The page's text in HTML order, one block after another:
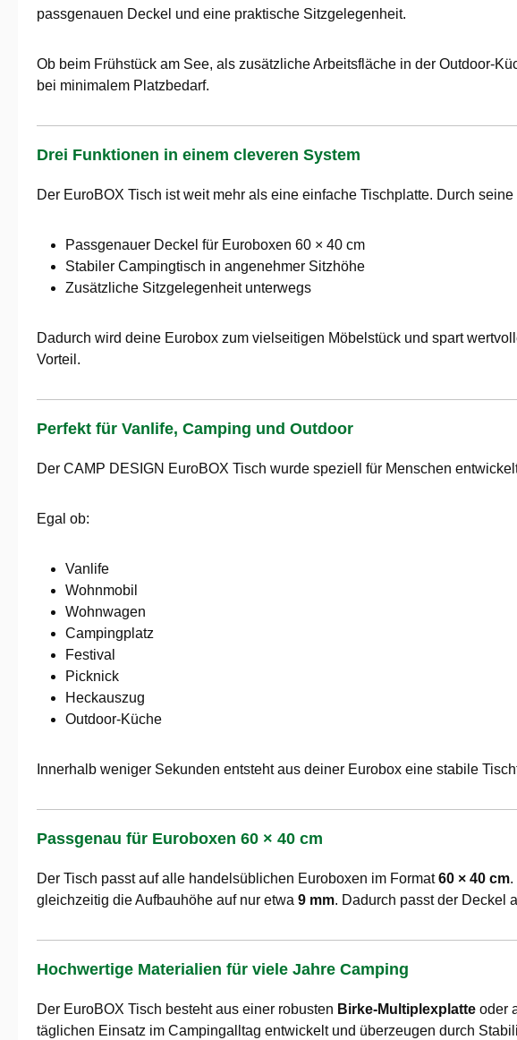
passgenauen Deckel und eine praktische Sitzgelegenheit.
Ob beim Frühstück am See, als zusätzliche Arbeitsfläche in der Outdoor-
bei minimalem Platzbedarf.
Drei Funktionen in einem cleveren System
Der EuroBOX Tisch ist weit mehr als eine einfache Tischplatte. Durch
Passgenauer Deckel für Euroboxen 60 × 40 cm
Stabiler Campingtisch in angenehmer Sitzhöhe
Zusätzliche Sitzgelegenheit unterwegs
Dadurch wird deine Eurobox zum vielseitigen Möbelstück und spart
Vorteil.
Perfekt für Vanlife, Camping und Outdoor
Der CAMP DESIGN EuroBOX Tisch wurde speziell für Menschen
Egal ob:
Vanlife
Wohnmobil
Wohnwagen
Campingplatz
Festival
Picknick
Heckauszug
Outdoor-Küche
Innerhalb weniger Sekunden entsteht aus deiner Eurobox eine stabile
Passgenau für Euroboxen 60 × 40 cm
Der Tisch passt auf alle handelsüblichen Euroboxen im Format60 × 40 cm.
gleichzeitig die Aufbauhöhe auf nur etwa 9 mm. Dadurch passt der Deckel
Hochwertige Materialien für viele Jahre Camping
Der EuroBOX Tisch besteht aus einer robusten Birke-Multiplexplatte oder
täglichen Einsatz im Campingalltag entwickelt und überzeugen durch